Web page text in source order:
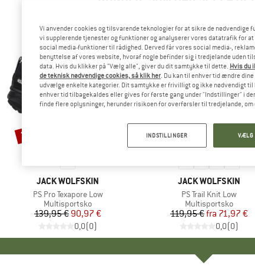
MÆRKE
JACK WOLFSKIN
Artikel
PS Pro Texapore Low
Produktgruppe
Multisportsko
Pris
139,95 €Nedsat pris
90,97 €
0,0(0)
Rabat
35%
MÆRKE
JACK WOLFSKIN
Artikel
PS Trail Knit Low
Produktgruppe
Multisportsko
Pris
119,95 € Nedsat pris
fra 71,97 €
0,0(0)
Rabat
til 40%
Vi anvender cookies og tilsvarende teknologier for at sikre de nødvendige
vi supplerende tjenester og funktioner og analyserer vores datatrafik for
social media-funktioner til rådighed. Derved får vores social media-,
benyttelse af vores website, hvoraf nogle befinder sig i tredjelande uden
data. Hvis du klikker på "Vælg alle", giver du dit samtykke til dette. Hvis du
de teknisk nødvendige cookies, så klik her. Du kan til enhver tid ændre
udvælge enkelte kategorier. Dit samtykke er frivilligt og ikke nødvendigt til
enhver tid tilbagekaldes eller gives for første gang under "Indstillinger" i
finde flere oplysninger, herunder risikoen for overførsler til tredjelande, om
INDSTILLINGER VÆLG